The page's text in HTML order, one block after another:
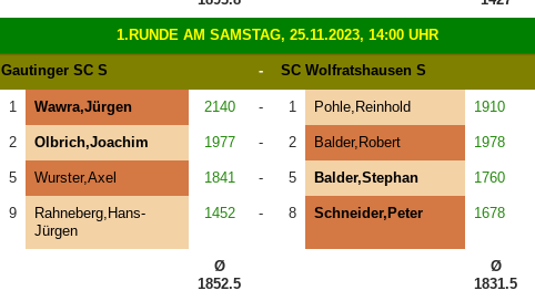
1.RUNDE AM SAMSTAG, 25.11.2023, 14:00 UHR
Gautinger SC S - SC Wolfratshausen S
1 Wawra,Jürgen 2140 - 1 Pohle,Reinhold 1910
2 Olbrich,Joachim 1977 - 2 Balder,Robert 1978
5 Wurster,Axel 1841 - 5 Balder,Stephan 1760
9
Rahneberg,Hans-
Jürgen
1452 - 8 Schneider,Peter 1678
Ø
1852.5
Ø
1831.5